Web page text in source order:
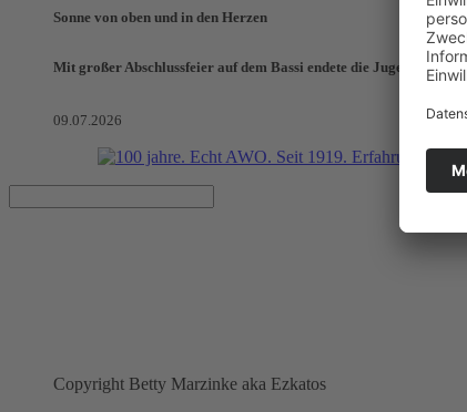
Sonne von oben und in den Herzen
Mit großer Abschlussfeier auf dem Bassi endete die
09.07.2026
Tag der Vereine in Wittstock
Copyright Betty Marzinke aka Ezkatos